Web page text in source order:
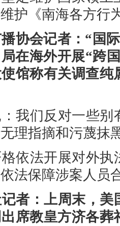
护《南海各方行
播协会记者：“国
在海外开展“跨
馆称有关调查
我们反对一些别
理指摘和污蔑抹
依法开展对外
法保障涉案人员
者：上周末，美
席教皇方济各